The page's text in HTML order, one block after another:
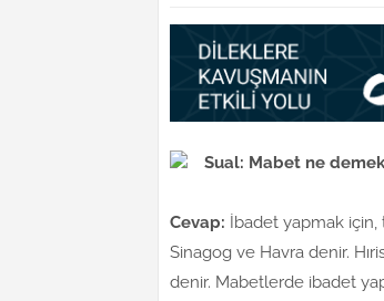
Sual: Mabet ne
Cevap: İbadet yapmak
Sinagog ve Havra denir.
denir. Mabetlerde ibadet